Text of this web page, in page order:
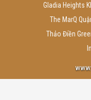
Gladia Heights
The MarQ
Thảo Điền